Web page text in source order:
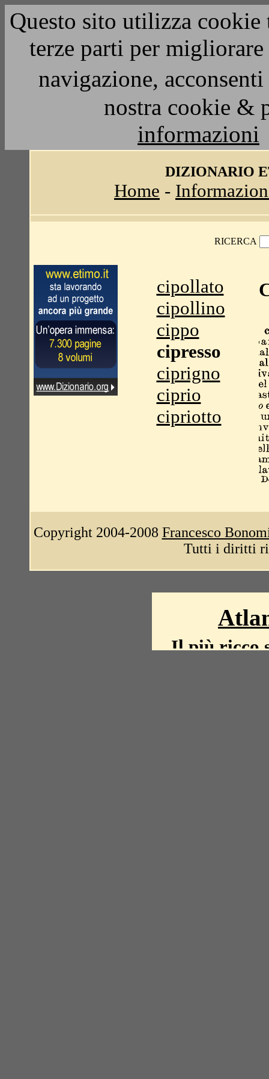
Questo sito utilizza
terze parti per
navigazione,
nostra cookie &
informazioni
DIZIONARIO
Home -
RICERCA
cipollato
cipollino
cippo
cipresso
ciprigno
ciprio
cipriotto
Copyright 2004-2008 Francesco
Tutti i diritti
Il più ricco